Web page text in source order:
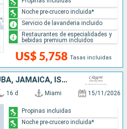
US$ 5,758 Tasas incluidas
Noche pre-crucero incluida*
Servicio de lavanderia incluido
Restaurantes de especialidades y
bebidas premium incluidos
ESTADOS UNIDOS, ARUBA, JAMAICA, ISLAS CAIMÁN, HONDURAS, MÉXICO
16 d Miami 15/11/2026
Propinas incluidas
Noche pre-crucero incluida*